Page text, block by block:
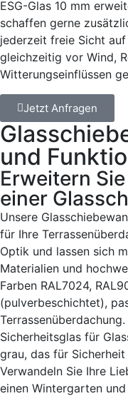
ESG-Glas 10 mm
schaffen gerne
jederzeit freie Sicht
gleichzeitig vor Wind,
Witterungseinflüssen
Jetzt Anfragen
und
Erweitern
einer
Unsere
für Ihre
Optik und lassen sich
Materialien und
Farben RAL7024,
(pulverbeschichtet),
Sicherheitsglas für
grau, das für
Verwandeln Sie Ihre
einen Wintergarten